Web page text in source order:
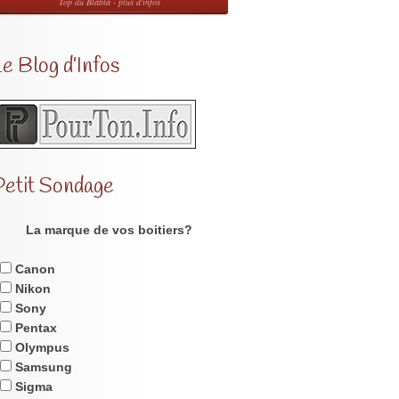
Blog d’Infos
Sondage
La marque de vos boitiers?
Canon
Nikon
Sony
Pentax
Olympus
Samsung
Sigma